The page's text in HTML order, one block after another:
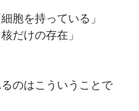
胞を持っている」
だけの存在」
のはこういうことで